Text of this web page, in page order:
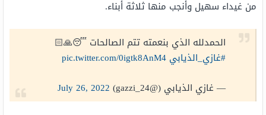
من غيداء سهيل وأنجب منها ثلاثة أبناء.
الحمدلله الذي بنعمته تتم الصالحات 😴🙏🏻
#غازي_الذيابي pic.twitter.com/0igtk8AnM4
— غازي الذيابي (@gazzi_24)
July 26, 2022